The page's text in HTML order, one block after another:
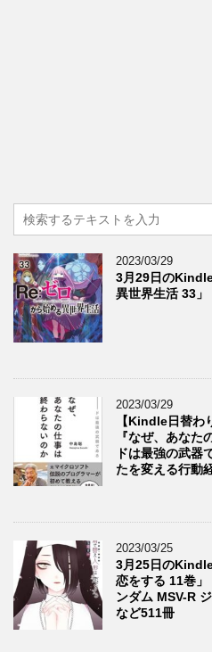
2023/03/29
3月29日の
異世界生活 33
2023/03/29
【Kindle日替わ
『なぜ、あなた
ドは最強の武器
たを変える行動
2023/03/25
3月25日の
恋をする 11巻
ンダム MSV-R
など511冊